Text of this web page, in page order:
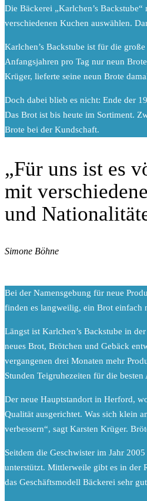
Die Bäckerei „Karlchen’s
verschiedenen Kuchen auswählen.
Karlchen’s Backstube ist für die
Anfangsjahren pro Tag nur neun
Krüger, lieferte seine neun Brote
Doch dabei blieb es nicht: Ende der
Das Brot ist bis heute im Sortiment.
Brote bei der Kundschaft.
„Für uns ist es
mit
und
Simone Böhne
Bei der Namensgebung für neue
finden es langweilig, ein Brot einfach
Längst ist Karlchen’s Backstube in
neues Brot, Brötchen und Gebäck
vergangenen drei Monaten mehr
Stunden Teigruhezeiten für die
Der neue Hauptstandort in Herford,
Qualität ausgerichtet. Was sich klein
verbessern“, sagt Karsten Krüger.
Seitdem die Geschwister im Jahr
unterstützt. Mittlerweile gibt es in der
das Geschäftsmodell Bäckerei sehr